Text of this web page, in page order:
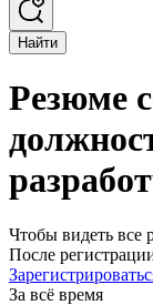
Найти
Резюме
Чтобы видеть все
После
За всё время